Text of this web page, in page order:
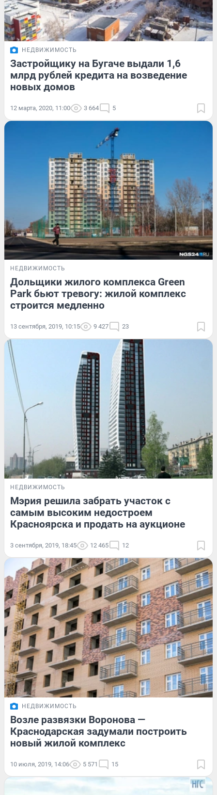
НЕДВИЖИМОСТЬ
Застройщику на Бугаче выдали 1,6
млрд рублей кредита на возведение
новых домов
12 марта, 2020, 11:00 3 664 5
НЕДВИЖИМОСТЬ
Дольщики жилого комплекса Green
Park бьют тревогу: жилой комплекс
строится медленно
13 сентября, 2019, 10:15 9 427 23
НЕДВИЖИМОСТЬ
Мэрия решила забрать участок с
самым высоким недостроем
Красноярска и продать на аукционе
3 сентября, 2019, 18:45 12 465 12
НЕДВИЖИМОСТЬ
Возле развязки Воронова —
Краснодарская задумали построить
новый жилой комплекс
10 июля, 2019, 14:06 5 571 15